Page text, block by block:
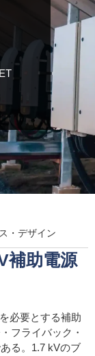
・デザイン
補助電源
必要とする補助
フライバック・
る。1.7 kVのブ